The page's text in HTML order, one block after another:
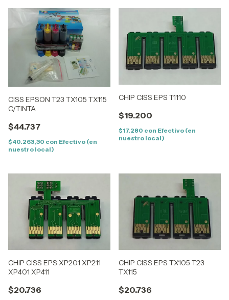
CISS EPSON T23 TX105 TX115
C/TINTA
$44.737
$40.263,30 con Efectivo (en
nuestro local)
CHIP CISS EPS T1110
$19.200
$17.280 con Efectivo (en
nuestro local)
CHIP CISS EPS XP201 XP211
XP401 XP411
$20.736
CHIP CISS EPS TX105 T23
TX115
$20.736